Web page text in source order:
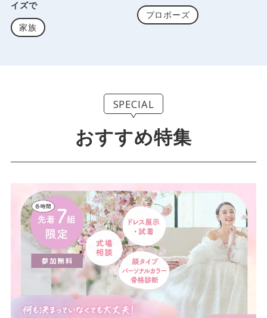
イズで
家族
プロポーズ
SPECIAL
おすすめ特集